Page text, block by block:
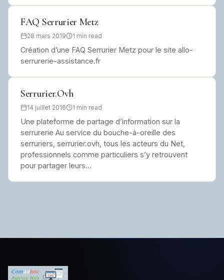
FAQ Serrurier Metz
28 mars 2019 1 min read
Création d’une FAQ Serrurier Metz pour le site allo-
serrurerie-assistance.fr
Serrurier.Ovh
14 juillet 2016 1 min read
Une plateforme de partage d’information sur la
serrurerie Au service du bouche-à-oreille des
serruriers, serrurier.ovh, tous les acteurs du Net,
professionnels comme particuliers s’y retrouvent
pour partager leurs…